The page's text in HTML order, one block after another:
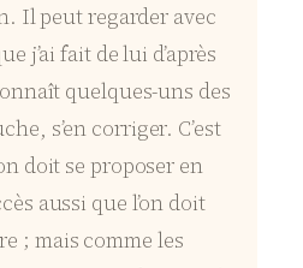
Il peut regarder avec
j’ai fait de lui d’après
quelques-uns des
s’en corriger. C’est
doit se proposer en
aussi que l’on doit
; mais comme les